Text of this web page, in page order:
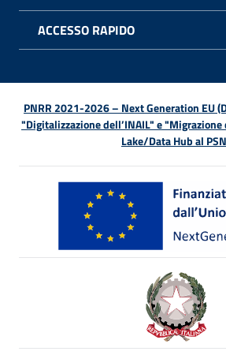
ACCESSO RAPIDO
PNRR 2021-2026 – Next Generation EU
"Digitalizzazione dell’INAIL" e
Lake/Data Hub al